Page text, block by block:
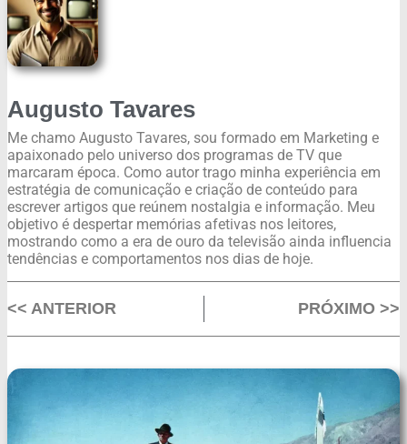
Augusto Tavares
Me chamo Augusto Tavares, sou formado em Marketing e
apaixonado pelo universo dos programas de TV que
marcaram época. Como autor trago minha experiência em
estratégia de comunicação e criação de conteúdo para
escrever artigos que reúnem nostalgia e informação. Meu
objetivo é despertar memórias afetivas nos leitores,
mostrando como a era de ouro da televisão ainda influencia
tendências e comportamentos nos dias de hoje.
<< ANTERIOR PRÓXIMO >>